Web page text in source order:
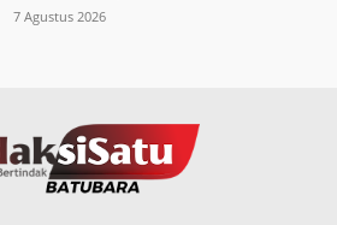
7 Agustus 2026